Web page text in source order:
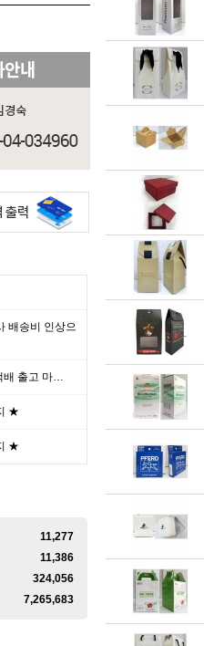
배송비 인상으
배 출고 마…
★
★
11,277
11,386
324,056
7,265,683